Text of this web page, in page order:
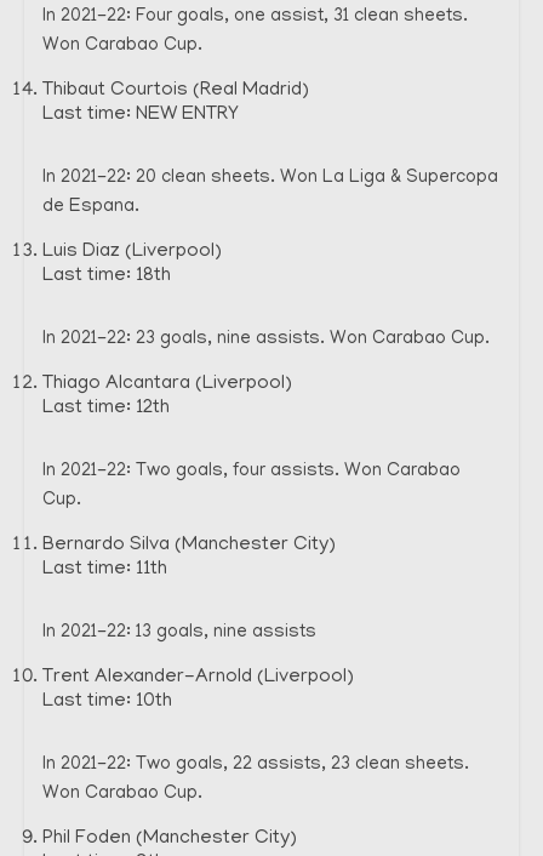
In 2021-22: Four goals, one assist, 31 clean sheets.
Won Carabao Cup.
Thibaut Courtois (Real Madrid)
Last time: NEW ENTRY
In 2021-22: 20 clean sheets. Won La Liga & Supercopa
de Espana.
Luis Diaz (Liverpool)
Last time: 18th
In 2021-22: 23 goals, nine assists. Won Carabao Cup.
Thiago Alcantara (Liverpool)
Last time: 12th
In 2021-22: Two goals, four assists. Won Carabao
Cup.
Bernardo Silva (Manchester City)
Last time: 11th
In 2021-22: 13 goals, nine assists
Trent Alexander-Arnold (Liverpool)
Last time: 10th
In 2021-22: Two goals, 22 assists, 23 clean sheets.
Won Carabao Cup.
Phil Foden (Manchester City)